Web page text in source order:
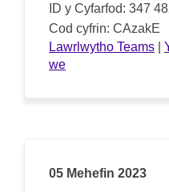
ID y Cyfarfod: 347
Cod cyfrin: CAzakE
Lawrlwytho Teams
we(Dolen allanol)
05 Mehefin 2023